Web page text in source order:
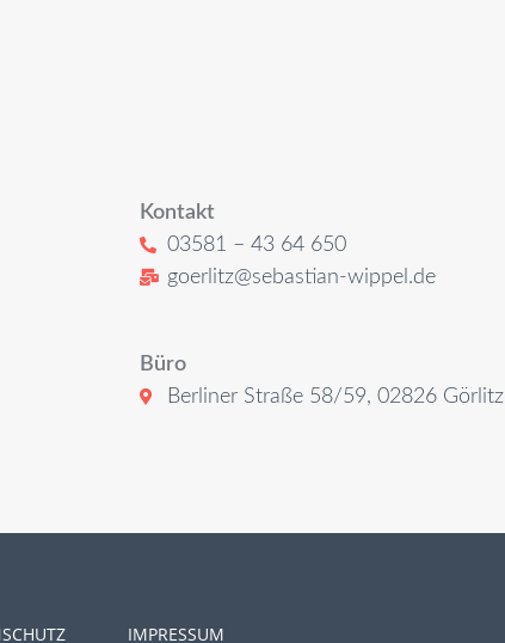
Kontakt
03581 – 43 64 650
goerlitz@sebastian-wippel.de
Büro
Berliner Straße 58/59, 02826 Görlitz
IMPRESSUM